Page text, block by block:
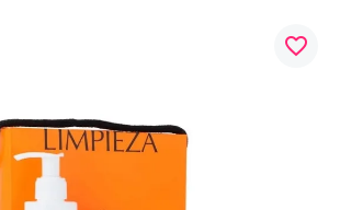
favorite_border